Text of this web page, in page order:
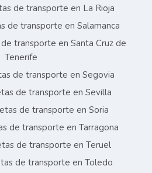
de transporte en La Rioja
de transporte en Salamanca
transporte en Santa Cruz de
Tenerife
de transporte en Segovia
de transporte en Sevilla
de transporte en Soria
de transporte en Tarragona
de transporte en Teruel
de transporte en Toledo